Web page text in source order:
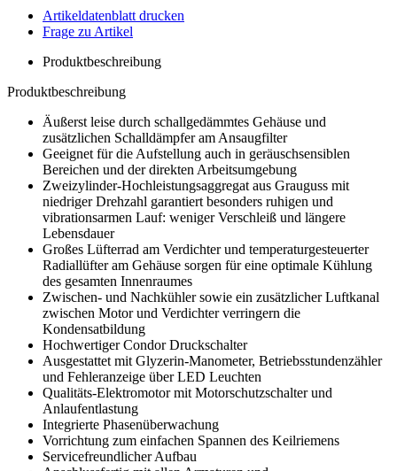
Artikeldatenblatt drucken
Frage zu Artikel
Produktbeschreibung
Produktbeschreibung
Äußerst leise durch schallgedämmtes Gehäuse und
zusätzlichen Schalldämpfer am Ansaugfilter
Geeignet für die Aufstellung auch in geräuschsensiblen
Bereichen und der direkten Arbeitsumgebung
Zweizylinder-Hochleistungsaggregat aus Grauguss mit
niedriger Drehzahl garantiert besonders ruhigen und
vibrationsarmen Lauf: weniger Verschleiß und längere
Lebensdauer
Großes Lüfterrad am Verdichter und temperaturgesteuerter
Radiallüfter am Gehäuse sorgen für eine optimale Kühlung
des gesamten Innenraumes
Zwischen- und Nachkühler sowie ein zusätzlicher Luftkanal
zwischen Motor und Verdichter verringern die
Kondensatbildung
Hochwertiger Condor Druckschalter
Ausgestattet mit Glyzerin-Manometer, Betriebsstundenzähler
und Fehleranzeige über LED Leuchten
Qualitäts-Elektromotor mit Motorschutzschalter und
Anlaufentlastung
Integrierte Phasenüberwachung
Vorrichtung zum einfachen Spannen des Keilriemens
Servicefreundlicher Aufbau